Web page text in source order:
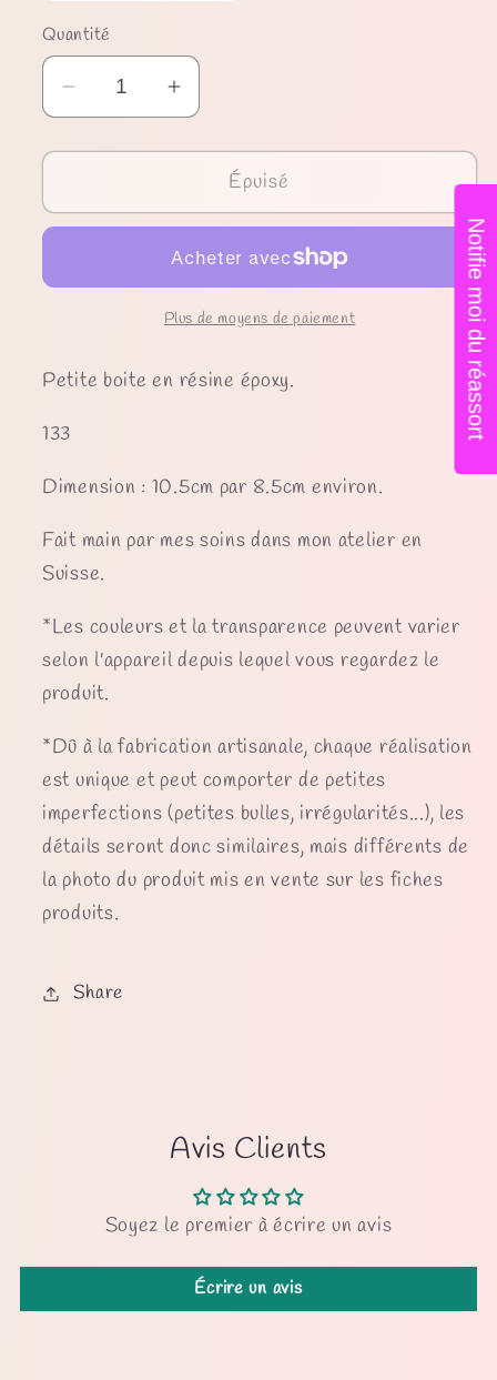
Quantité
Réduire
quantité
Petite
Augmenter
quantité
Petite
Épuisé
Plus de moyens de paiement
Petite boite en résine époxy.
133
Dimension : 10.5cm par 8.5cm environ.
Fait main par mes soins dans mon atelier en
Suisse.
*Les couleurs et la transparence peuvent varier
selon l'appareil depuis lequel vous regardez le
produit.
*Dû à la fabrication artisanale, chaque réalisation
est unique et peut comporter de petites
imperfections (petites bulles, irrégularités...), les
détails seront donc similaires, mais différents de
la photo du produit mis en vente sur les fiches
produits.
Share
Avis Clients
Soyez le premier à écrire un avis
Écrire un avis
Notifie moi du réassort